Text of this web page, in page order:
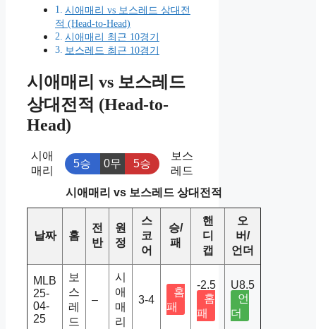
시애매리 vs 보스레드 상대전
적 (Head-to-Head)
시애매리 최근 10경기
보스레드 최근 10경기
시애매리 vs 보스레드
상대전적 (Head-to-
Head)
시애
매리
5승 0무 5승
보스
레드
시애매리 vs 보스레드 상대전적
날짜 홈
전
반
원
정
스
코
어
승/
패
핸
디
캡
오
버/
언더
MLB
25-
04-
25
보
스
레
드
–
시
애
매
리
3-4
홈
패
-2.5
홈
패
U8.5
언
더